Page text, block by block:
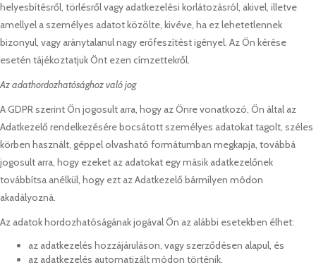
helyesbítésről, törlésről vagy adatkezelési korlátozásról, akivel, illetve
amellyel a személyes adatot közölte, kivéve, ha ez lehetetlennek
bizonyul, vagy aránytalanul nagy erőfeszítést igényel. Az Ön kérése
esetén tájékoztatjuk Önt ezen címzettekről.
Az adathordozhatósághoz való jog
A GDPR szerint Ön jogosult arra, hogy az Önre vonatkozó, Ön által az
Adatkezelő rendelkezésére bocsátott személyes adatokat tagolt, széles
körben használt, géppel olvasható formátumban megkapja, továbbá
jogosult arra, hogy ezeket az adatokat egy másik adatkezelőnek
továbbítsa anélkül, hogy ezt az Adatkezelő bármilyen módon
akadályozná.
Az adatok hordozhatóságának jogával Ön az alábbi esetekben élhet:
az adatkezelés hozzájáruláson, vagy szerződésen alapul, és
az adatkezelés automatizált módon történik.